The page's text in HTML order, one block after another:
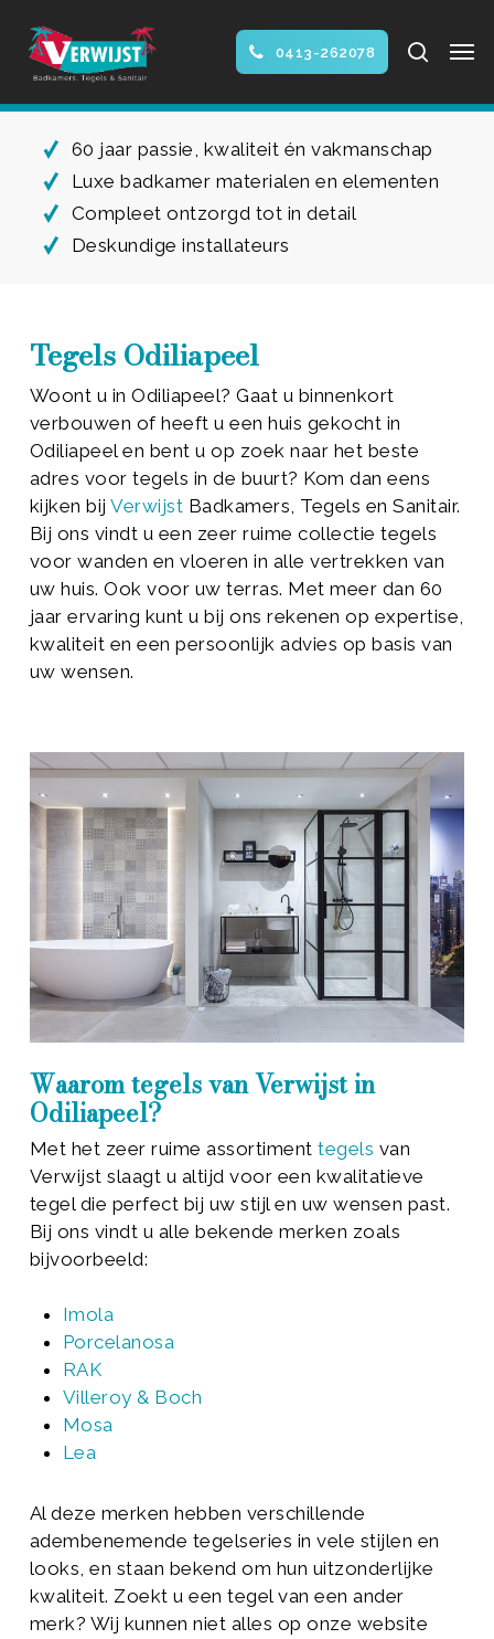
main
0413-262078 search
60 jaar passie, kwaliteit én vakmanschap
Luxe badkamer materialen en elementen
Compleet ontzorgd tot in detail
Deskundige installateurs
Tegels Odiliapeel
Woont u in Odiliapeel? Gaat u binnenkort
verbouwen of heeft u een huis gekocht in
Odiliapeel en bent u op zoek naar het beste
adres voor tegels in de buurt? Kom dan eens
kijken bijVerwijst Badkamers, Tegels en Sanitair.
Bij ons vindt u een zeer ruime collectie tegels
voor wanden en vloeren in alle vertrekken van
uw huis. Ook voor uw terras. Met meer dan 60
jaar ervaring kunt u bij ons rekenen op expertise,
kwaliteit en een persoonlijk advies op basis van
uw wensen.
Waarom tegels van Verwijst in
Odiliapeel?
Met het zeer ruime assortimenttegels van
Verwijst slaagt u altijd voor een kwalitatieve
tegel die perfect bij uw stijl en uw wensen past.
Bij ons vindt u alle bekende merken zoals
bijvoorbeeld:
Imola
Porcelanosa
RAK
Villeroy & Boch
Mosa
Lea
Al deze merken hebben verschillende
adembenemende tegelseries in vele stijlen en
looks, en staan bekend om hun uitzonderlijke
kwaliteit. Zoekt u een tegel van een ander
merk? Wij kunnen niet alles op onze website